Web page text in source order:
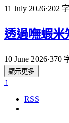
11 July 2026·202 字
透過嘸蝦米
10 June 2026·370
顯示更多
↑
RSS